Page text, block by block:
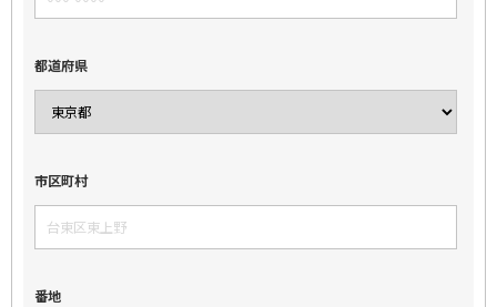
都道府県
市区町村
番地